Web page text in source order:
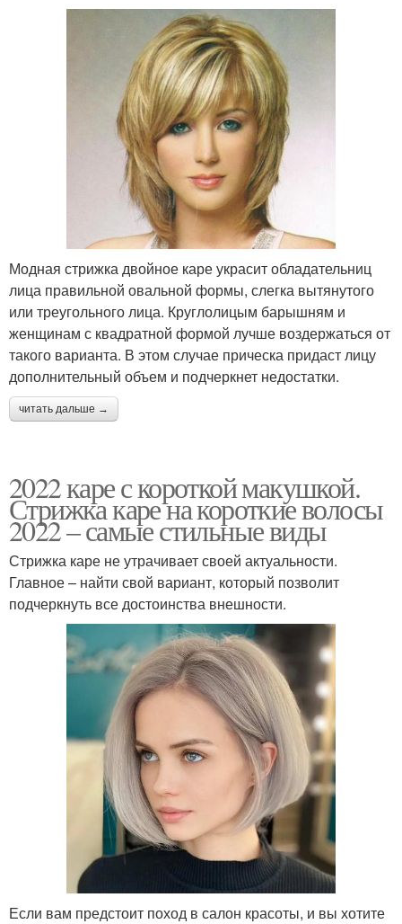
Модная стрижка двойное каре украсит обладательниц
лица правильной овальной формы, слегка вытянутого
или треугольного лица. Круглолицым барышням и
женщинам с квадратной формой лучше воздержаться от
такого варианта. В этом случае прическа придаст лицу
дополнительный объем и подчеркнет недостатки.
читать дальше →
2022 каре с короткой макушкой.
Стрижка каре на короткие волосы
2022 – самые стильные виды
Стрижка каре не утрачивает своей актуальности.
Главное – найти свой вариант, который позволит
подчеркнуть все достоинства внешности.
Если вам предстоит поход в салон красоты, и вы хотите